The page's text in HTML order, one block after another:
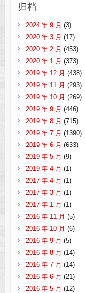
归档
2024 年 9 月 (3)
2020 年 3 月 (17)
2020 年 2 月 (453)
2020 年 1 月 (373)
2019 年 12 月 (438)
2019 年 11 月 (293)
2019 年 10 月 (269)
2019 年 9 月 (446)
2019 年 8 月 (715)
2019 年 7 月 (1390)
2019 年 6 月 (633)
2019 年 5 月 (9)
2019 年 4 月 (1)
2017 年 4 月 (1)
2017 年 3 月 (1)
2017 年 1 月 (1)
2016 年 11 月 (5)
2016 年 10 月 (6)
2016 年 9 月 (5)
2016 年 8 月 (14)
2016 年 7 月 (14)
2016 年 6 月 (21)
2016 年 5 月 (12)